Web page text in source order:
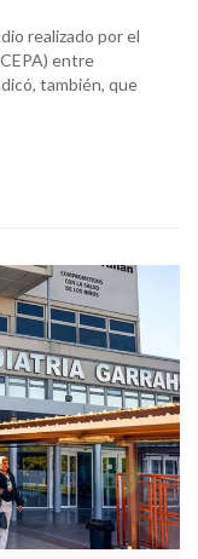
realizado por el
entre
también, que